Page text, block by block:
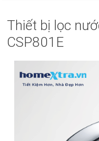
Thiết bị lọc
CSP801E